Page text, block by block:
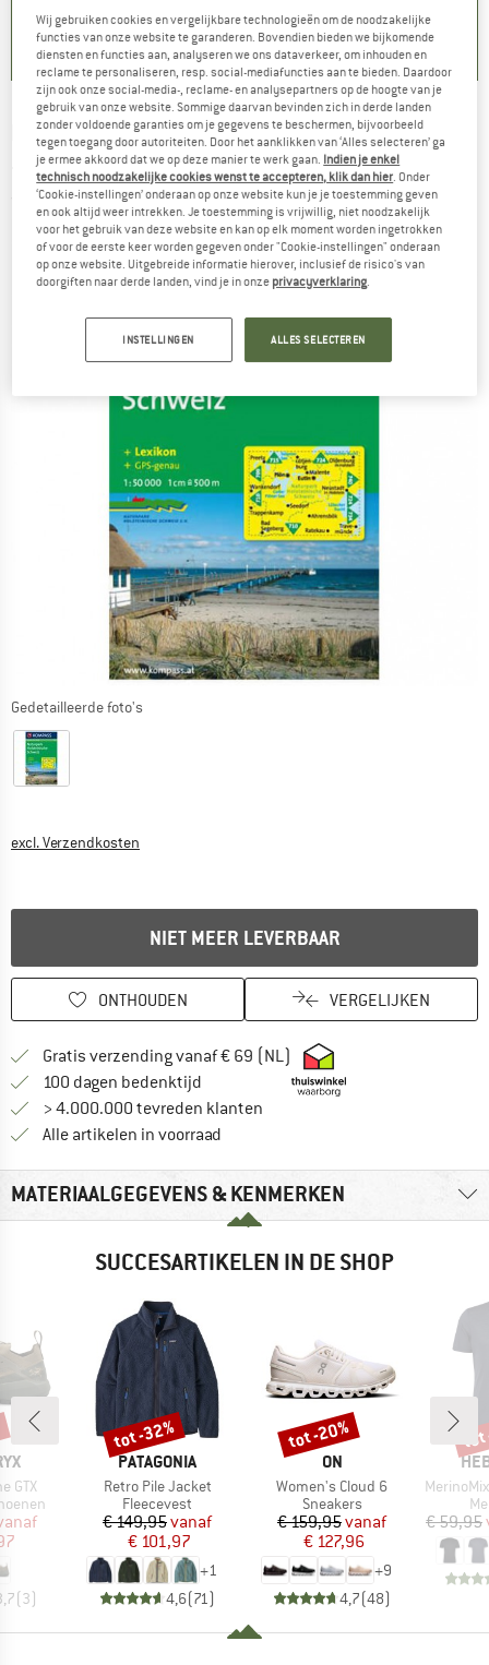
) 24) 5,0 )
KOMPASS -Naturpark Holsteinische Schweiz
- Wandelkaart
(0)
Gedetailleerde foto's
excl. Verzendkosten
NIET MEER LEVERBAAR
ONTHOUDEN VERGELIJKEN
Gratis verzending vanaf € 69 (NL) Vind hier de
100 dagen bedenktijd Vind de betalingsinformatie hier!
> 4.000.000 tevreden klanten
Alle artikelen in voorraad
MATERIAALGEGEVENS & KENMERKEN
SUCCESARTIKELEN IN DE SHOP
GTX
prijs
(3)
MERK
PATAGONIA
Artikel
Retro Pile Jacket
Productgroep
Fleecevest
Prijs
€ 149,95Verlaagde prijs
vanaf
€ 101,97
+1
4,6(71 )
Korting
tot -32%
MERK
ON
Artikel
Women's Cloud 6
Productgroep
Sneakers
Prijs
€ 159,95Verlaagde prijs
vanaf
€ 127,96
+9
4,7(48)
Korting
tot -20%
Artikel
MerinoMix150
€ 59,95
Wij gebruiken cookies en vergelijkbare technologieën om de noodzakelijke
functies van onze website te garanderen. Bovendien bieden we bijkomende
diensten en functies aan, analyseren we ons dataverkeer, om inhouden en
reclame te personaliseren, resp. social-mediafuncties aan te bieden. Daardoor
zijn ook onze social-media-, reclame- en analysepartners op de hoogte van je
gebruik van onze website. Sommige daarvan bevinden zich in derde landen
zonder voldoende garanties om je gegevens te beschermen, bijvoorbeeld
tegen toegang door autoriteiten. Door het aanklikken van ‘Alles selecteren’ ga
je ermee akkoord dat we op deze manier te werk gaan. Indien je enkel
technisch noodzakelijke cookies wenst te accepteren, klik dan hier . Onder
‘Cookie-instellingen’ onderaan op onze website kun je je toestemming geven
en ook altijd weer intrekken. Je toestemming is vrijwillig, niet noodzakelijk
voor het gebruik van deze website en kan op elk moment worden ingetrokken
of voor de eerste keer worden gegeven onder "Cookie-instellingen" onderaan
op onze website. Uitgebreide informatie hierover, inclusief de risico's van
doorgiften naar derde landen, vind je in onze privacyverklaring
INSTELLINGEN ALLES SELECTEREN